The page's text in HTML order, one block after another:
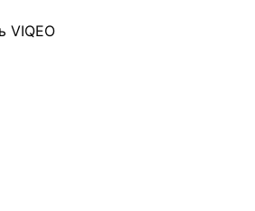
VIQEO